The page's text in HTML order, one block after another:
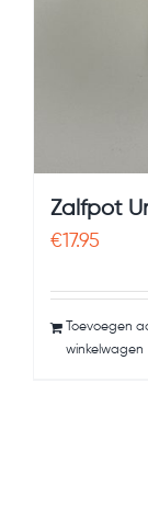
Zalfpot
€17.95
Toevoegen
winkelwagen